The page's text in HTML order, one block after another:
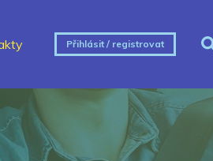
Přihlásit / registrovat